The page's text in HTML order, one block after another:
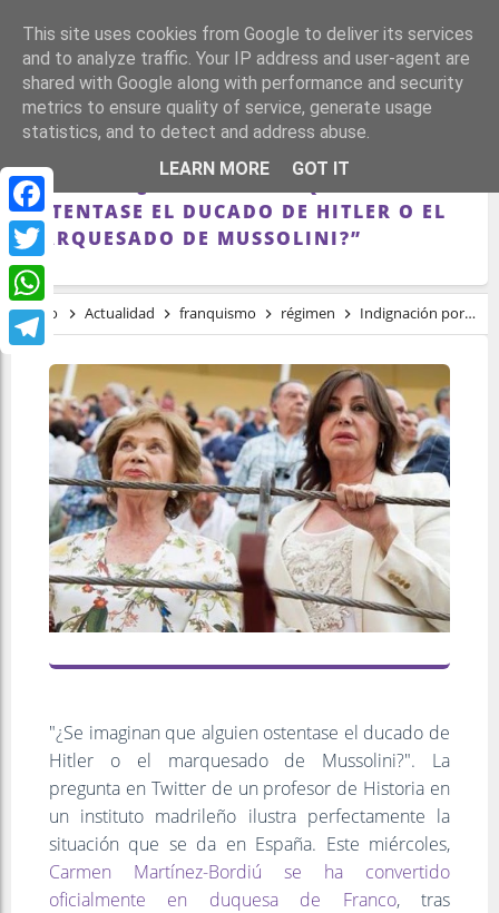
Facebook
Twitter
WhatsApp
Telegram
INDIGNACIÓN POR EL DUCADO DE
FRANCO: “¿SE IMAGINAN QUE ALGUIEN
OSTENTASE EL DUCADO DE HITLER O EL
MARQUESADO DE MUSSOLINI?”
Inicio Actualidad franquismo régimen Indignación por el ducado de Franco: “¿Se imaginan que alguien ostentase el ducado de Hitler o el marquesado de Mussolini?”
"¿Se imaginan que alguien ostentase el ducado de
Hitler o el marquesado de Mussolini?". La
pregunta en Twitter de un profesor de Historia en
un instituto madrileño ilustra perfectamente la
situación que se da en España. Este miércoles,
Carmen Martínez-Bordiú se ha convertido
oficialmente en duquesa de Franco, tras
This site uses cookies from Google to deliver its services
and to analyze traffic. Your IP address and user-agent are
shared with Google along with performance and security
metrics to ensure quality of service, generate usage
statistics, and to detect and address abuse.
LEARN MORE
GOT IT